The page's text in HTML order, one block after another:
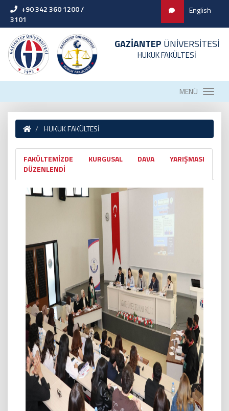
+90 342 360 1200 /
3101
English
GAZİANTEP ÜNİVERSİTESİ
HUKUK FAKÜLTESİ
MENÜ
HUKUK FAKÜLTESİ
FAKÜLTEMİZDE KURGUSAL DAVA YARIŞMASI
DÜZENLENDİ